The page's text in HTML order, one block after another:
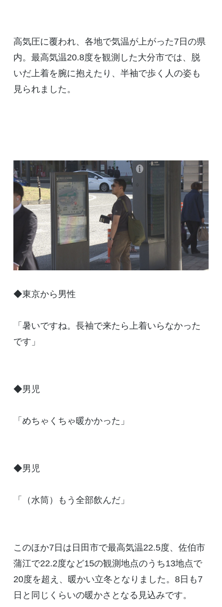
高気圧に覆われ、各地で気温が上がった7日の県
内。最高気温20.8度を観測した大分市では、脱
いだ上着を腕に抱えたり、半袖で歩く人の姿も
見られました。
◆東京から男性
「暑いですね。長袖で来たら上着いらなかった
です」
◆男児
「めちゃくちゃ暖かかった」
◆男児
「（水筒）もう全部飲んだ」
このほか7日は日田市で最高気温22.5度、佐伯市
蒲江で22.2度など15の観測地点のうち13地点で
20度を超え、暖かい立冬となりました。8日も7
日と同じくらいの暖かさとなる見込みです。